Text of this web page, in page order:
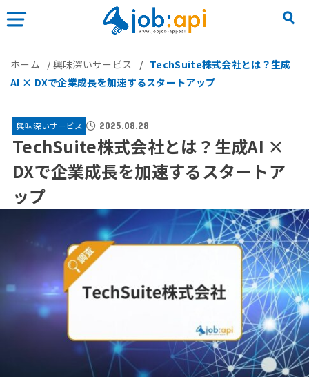
ホーム /興味深いサービス / TechSuite株式会社とは？生成
AI × DXで企業成長を加速するスタートアップ
興味深いサービス 2025.08.28
TechSuite株式会社とは？生成AI ×
DXで企業成長を加速するスタートア
ップ